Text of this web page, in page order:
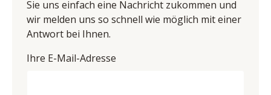
Sie uns einfach eine Nachricht zukommen und
wir melden uns so schnell wie möglich mit einer
Antwort bei Ihnen.
Ihre E-Mail-Adresse